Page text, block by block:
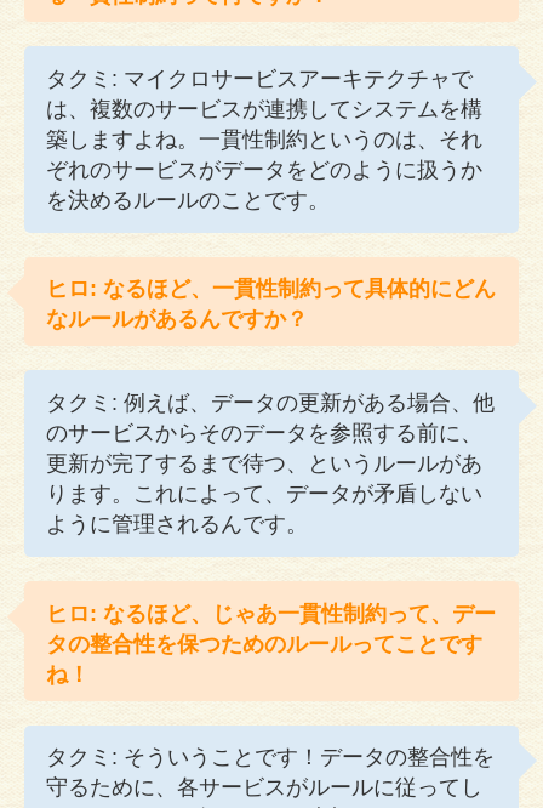
タクミ: マイクロサービスアーキテクチャで
は、複数のサービスが連携してシステムを構
築しますよね。一貫性制約というのは、それ
ぞれのサービスがデータをどのように扱うか
を決めるルールのことです。
ヒロ: なるほど、一貫性制約って具体的にどん
なルールがあるんですか？
タクミ: 例えば、データの更新がある場合、他
のサービスからそのデータを参照する前に、
更新が完了するまで待つ、というルールがあ
ります。これによって、データが矛盾しない
ように管理されるんです。
ヒロ: なるほど、じゃあ一貫性制約って、デー
タの整合性を保つためのルールってことです
ね！
タクミ: そういうことです！データの整合性を
守るために、各サービスがルールに従ってし